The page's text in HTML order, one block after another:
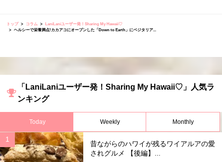
トップ コラム
LaniLaniユーザー発！Sharing My Hawaii♡
ヘルシーで栄養満点!カカアコにオープンした「Down to Earth」にベジタリア...
「LaniLaniユーザー発！Sharing My Hawaii♡」人気ラ
ンキング
Today Weekly Monthly
昔ながらのハワイが残るワイアルアの愛
されグルメ 【後編】...